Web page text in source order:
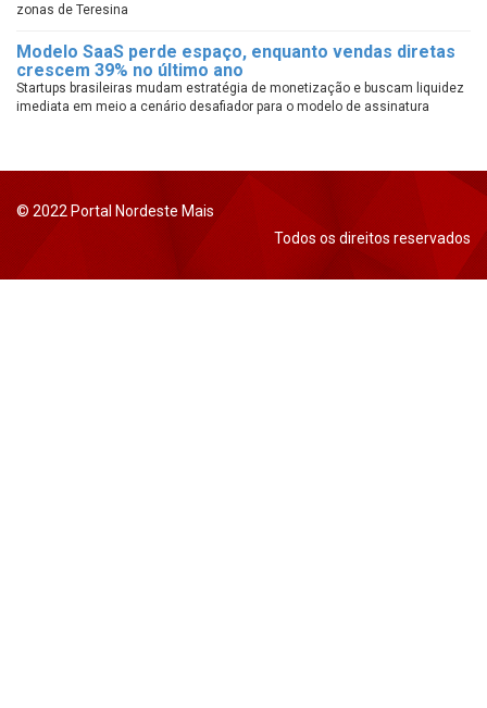
zonas de Teresina
Modelo SaaS perde espaço, enquanto vendas diretas
crescem 39% no último ano
Startups brasileiras mudam estratégia de monetização e buscam liquidez
imediata em meio a cenário desafiador para o modelo de assinatura
© 2022 Portal Nordeste Mais
Todos os direitos reservados